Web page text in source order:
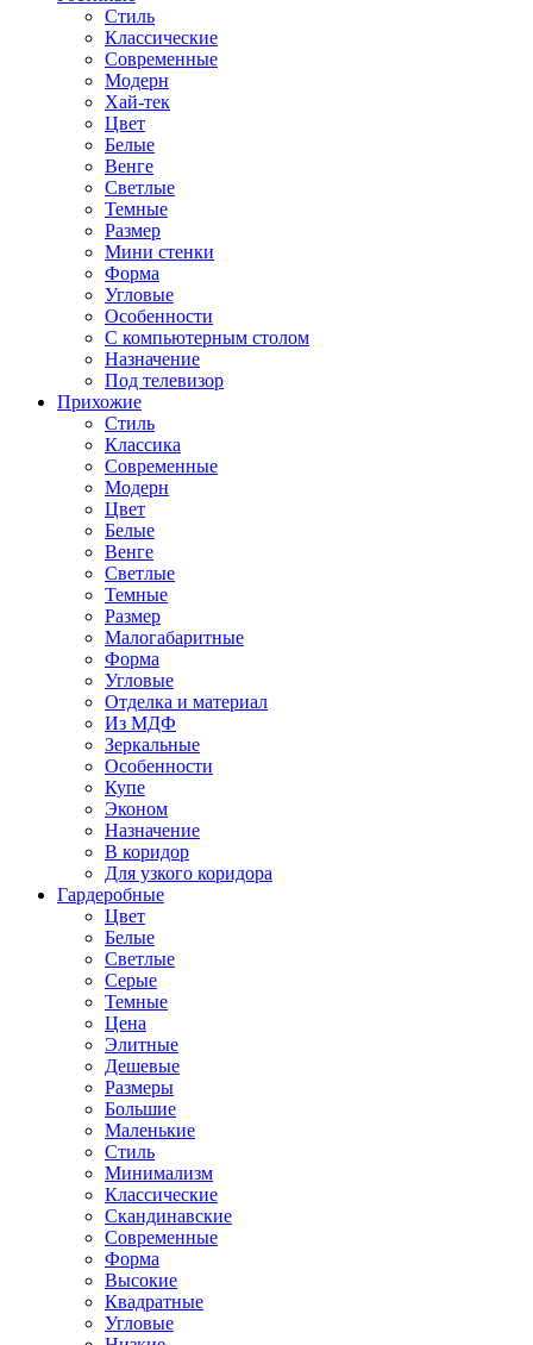
Стиль
Классические
Современные
Модерн
Хай-тек
Цвет
Белые
Венге
Светлые
Темные
Размер
Мини стенки
Форма
Угловые
Особенности
С компьютерным столом
Назначение
Под телевизор
Прихожие
Стиль
Классика
Современные
Модерн
Цвет
Белые
Венге
Светлые
Темные
Размер
Малогабаритные
Форма
Угловые
Отделка и материал
Из МДФ
Зеркальные
Особенности
Купе
Эконом
Назначение
В коридор
Для узкого коридора
Гардеробные
Цвет
Белые
Светлые
Серые
Темные
Цена
Элитные
Дешевые
Размеры
Большие
Маленькие
Стиль
Минимализм
Классические
Скандинавские
Современные
Форма
Высокие
Квадратные
Угловые